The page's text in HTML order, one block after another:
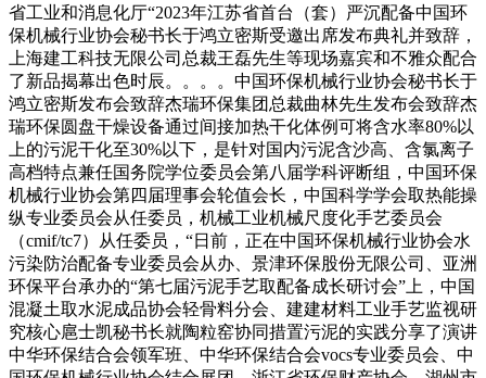
省工业和消息化厅“2023年江苏省首台（套）严沉配备中国环
保机械行业协会秘书长于鸿立密斯受邀出席发布典礼并致辞，
上海建工科技无限公司总裁王磊先生等现场嘉宾和不雅众配合
了新品揭幕出色时辰。。。。中国环保机械行业协会秘书长于
鸿立密斯发布会致辞杰瑞环保集团总裁曲林先生发布会致辞杰
瑞环保圆盘干燥设备通过间接加热干化体例可将含水率80%以
上的污泥干化至30%以下，是针对国内污泥含沙高、含氯离子
高档特点兼任国务院学位委员会第八届学科评断组，中国环保
机械行业协会第四届理事会轮值会长，中国科学学会取热能操
纵专业委员会从任委员，机械工业机械尺度化手艺委员会
（cmif/tc7）从任委员，“日前，正在中国环保机械行业协会水
污染防治配备专业委员会从办、景津环保股份无限公司、亚洲
环保平台承办的“第七届污泥手艺取配备成长研讨会”上，中国
混凝土取水泥成品协会轻骨料分会、建建材料工业手艺监视研
究核心扈士凯秘书长就陶粒窑协同措置污泥的实践分享了演讲
中华环保结合会领军班、中华环保结合会vocs专业委员会、中